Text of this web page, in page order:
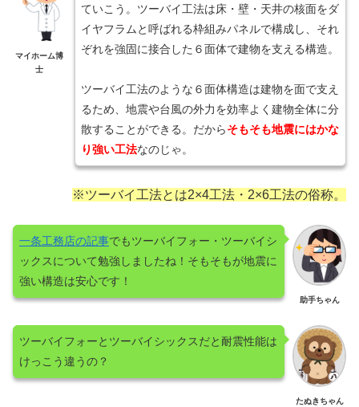
マイホーム博
士
ていこう。ツーバイ工法は床・壁・天井の核面をダ
イヤフラムと呼ばれる枠組みパネルで構成し、それ
ぞれを強固に接合した６面体で建物を支える構造。
ツーバイ工法のような６面体構造は建物を面で支え
るため、地震や台風の外力を効率よく建物全体に分
散することができる。だからそもそも地震にはかな
り強い工法なのじゃ。
※ツーバイ工法とは2×4工法・2×6工法の俗称。
助手ちゃん
一条工務店の記事でもツーバイフォー・ツーバイシ
ックスについて勉強しましたね！そもそもが地震に
強い構造は安心です！
たぬきちゃん
ツーバイフォーとツーバイシックスだと耐震性能は
けっこう違うの？